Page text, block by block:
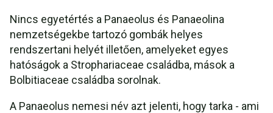
Nincs egyetértés a Panaeolus és Panaeolina
nemzetségekbe tartozó gombák helyes
rendszertani helyét illetően, amelyeket egyes
hatóságok a Strophariaceae családba, mások a
Bolbitiaceae családba sorolnak.
A Panaeolus nemesi név azt jelenti, hogy tarka - ami